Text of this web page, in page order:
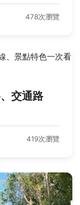
478次瀏覽
交通路
419次瀏覽